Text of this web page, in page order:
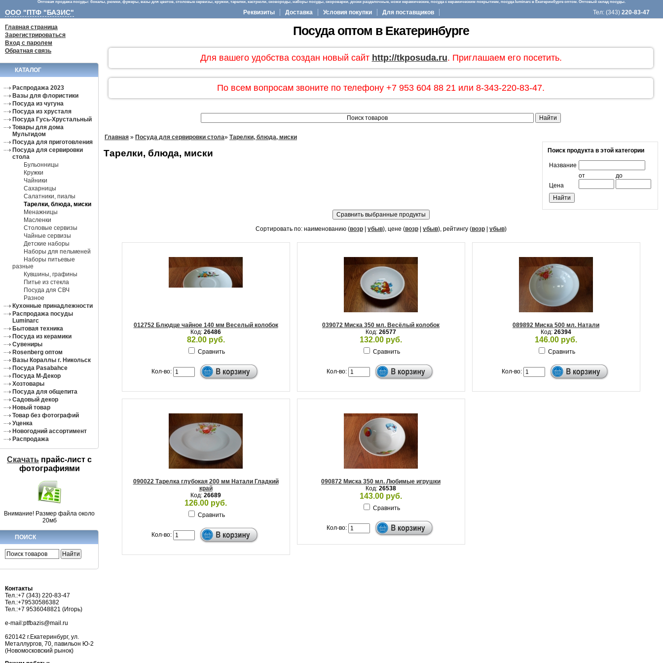
Оптовая продажа посуды: бокалы, рюмки, фужеры, вазы для цветов, столовые сервизы, кружки, тарелки, кастрюли, сковороды, наборы посуды, скороварки, доски разделочные, ножи керамические, посуда с керамическим покрытием, посуда luminarc в Екатеринбурге оптом. Оптовый склад посуды.
ООО "ПТФ "БАЗИС" Реквизиты Доставка Условия покупки Для поставщиков Тел: (343) 220-83-47
Главная страница
Зарегистрироваться
Вход с паролем
Обратная связь
КАТАЛОГ
Распродажа 2023
Вазы для флористики
Посуда из чугуна
Посуда из хрусталя
Посуда Гусь-Хрустальный
Товары для дома
Мультидом
Посуда для приготовления
Посуда для сервировки
стола
Бульонницы
Кружки
Чайники
Сахарницы
Салатники, пиалы
Тарелки, блюда, миски
Менажницы
Масленки
Столовые сервизы
Чайные сервизы
Детские наборы
Наборы для пельменей
Наборы питьевые
разные
Кувшины, графины
Питье из стекла
Посуда для СВЧ
Разное
Кухонные принадлежности
Распродажа посуды
Luminarc
Бытовая техника
Посуда из керамики
Сувениры
Rosenberg оптом
Вазы Кораллы г. Никольск
Посуда Pasabahce
Посуда М-Декор
Хозтовары
Посуда для общепита
Садовый декор
Новый товар
Товар без фотографий
Уценка
Новогодний ассортимент
Распродажа
Скачать прайс-лист c
фотографиями
Внимание! Размер файла около
20мб
ПОИСК
Контакты
Тел.:+7 (343) 220-83-47
Тел.:+79530586382
Тел.:+7 9536048821 (Игорь)
e-mail:ptfbazis@mail.ru
620142 г.Екатеринбург, ул.
Металлургов, 70, павильон Ю-2
(Новомосковский рынок)
Посуда оптом в Екатеринбурге
Для вашего удобства создан новый сайт http://tkposuda.ru. Приглашаем его посетить.
По всем вопросам звоните по телефону +7 953 604 88 21 или 8-343-220-83-47.
Главная » Посуда для сервировки стола» Тарелки, блюда, миски
Поиск продукта в этой категории
Название
Цена
от до
Тарелки, блюда, миски
Сортировать по: наименованию (возр| убыв), цене (возр| убыв), рейтингу (возр| убыв)
012752 Блюдце чайное 140 мм Веселый колобок
Код: 26486
82.00 руб.
Сравнить
Кол-во:
039072 Миска 350 мл. Весёлый колобок
Код: 26577
132.00 руб.
Сравнить
Кол-во:
089892 Миска 500 мл. Натали
Код: 26394
146.00 руб.
Сравнить
Кол-во:
090022 Тарелка глубокая 200 мм Натали Гладкий
край
Код: 26689
126.00 руб.
Сравнить
Кол-во:
090872 Миска 350 мл. Любимые игрушки
Код: 26538
143.00 руб.
Сравнить
Кол-во: